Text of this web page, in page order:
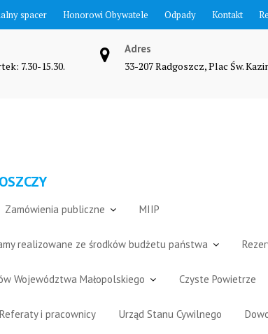
spacer Honorowi Obywatele Odpady Kontakt
7.30-15.30.
Adres
33-207 Radgoszcz, Plac Św.
Zamówienia publiczne MIIP
realizowane ze środków budżetu państwa
Województwa Małopolskiego Czyste Powietrze
Referaty i pracownicy Urząd Stanu Cywilnego